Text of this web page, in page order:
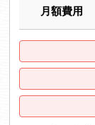
月額費用